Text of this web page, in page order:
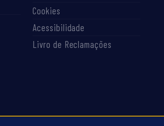
Cookies
Acessibilidade
Livro de Reclamações